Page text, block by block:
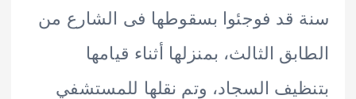
قد فوجئوا بسقوطها فى الشارع من
الثالث، بمنزلها أثناء قيامها
السجاد، وتم نقلها للمستشفي